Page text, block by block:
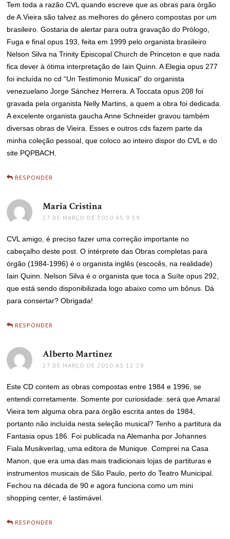
Tem toda a razão CVL quando escreve que as obras para órgão
de A.Vieira são talvez as melhores do gênero compostas por um
brasileiro. Gostaria de alertar para outra gravação do Prólogo,
Fuga e final opus 193, feita em 1999 pelo organista brasileiro
Nelson Silva na Trinity Episcopal Church de Princeton e que nada
fica dever à ótima interpretação de Iain Quinn. A Elegia opus 277
foi incluída no cd “Un Testimonio Musical” do organista
venezuelano Jorge Sánchez Herrera. A Toccata opus 208 foi
gravada pela organista Nelly Martins, a quem a obra foi dedicada.
A excelente organista gaucha Anne Schneider gravou também
diversas obras de Vieira. Esses e outros cds fazem parte da
minha coleção pessoal, que coloco ao inteiro dispor do CVL e do
site PQPBACH.
RESPONDER
Maria Cristina
27 DE MARÇO DE 2010 ÀS 9:59
CVL amigo, é preciso fazer uma correção importante no
cabeçalho deste post. O intérprete das Obras completas para
órgão (1984-1996) é o organista inglês (escocês, na realidade)
Iain Quinn. Nelson Silva é o organista que toca a Suíte opus 292,
que está sendo disponibilizada logo abaixo como um bônus. Dá
para consertar? Obrigada!
RESPONDER
Alberto Martinez
27 DE MARÇO DE 2010 ÀS 12:28
Este CD contem as obras compostas entre 1984 e 1996, se
entendi corretamente. Somente por curiosidade: será que Amaral
Vieira tem alguma obra para órgão escrita antes de 1984,
portanto não incluída nesta seleção musical? Tenho a partitura da
Fantasia opus 186. Foi publicada na Alemanha por Johannes
Fiala Musikverlag, uma editora de Munique. Comprei na Casa
Manon, que era uma das mais tradicionais lojas de partituras e
instrumentos musicais de São Paulo, perto do Teatro Municipal.
Fechou na década de 90 e agora funciona como um mini
shopping center, é lastimável.
RESPONDER